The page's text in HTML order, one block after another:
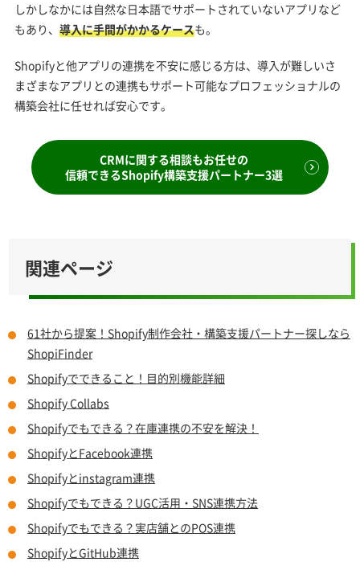
しかしなかには自然な日本語でサポートされていないアプリなど
もあり、 導入に手間がかかるケースも。
Shopifyと他アプリの連携を不安に感じる方は、導入が難しいさ
まざまなアプリとの連携もサポート可能なプロフェッショナルの
構築会社に任せれば安心です。
CRMに関する相談もお任せの
信頼できるShopify構築支援パートナー3選
関連ページ
61社から提案！Shopify制作会社・構築支援パートナー探しなら
ShopiFinder
Shopifyでできること！目的別機能詳細
Shopify Collabs
Shopifyでもできる？在庫連携の不安を解決！
ShopifyとFacebook連携
Shopifyとinstagram連携
Shopifyでもできる？UGC活用・SNS連携方法
Shopifyでもできる？実店舗とのPOS連携
ShopifyとGitHub連携